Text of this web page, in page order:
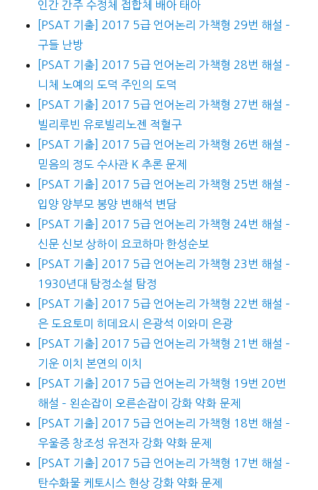
인간 간주 수정체 접합체 배아 태아
[PSAT 기출] 2017 5급 언어논리 가책형 29번 해설 –
구들 난방
[PSAT 기출] 2017 5급 언어논리 가책형 28번 해설 –
니체 노예의 도덕 주인의 도덕
[PSAT 기출] 2017 5급 언어논리 가책형 27번 해설 –
빌리루빈 유로빌리노젠 적혈구
[PSAT 기출] 2017 5급 언어논리 가책형 26번 해설 –
믿음의 정도 수사관 K 추론 문제
[PSAT 기출] 2017 5급 언어논리 가책형 25번 해설 –
입양 양부모 봉양 변해석 변담
[PSAT 기출] 2017 5급 언어논리 가책형 24번 해설 –
신문 신보 상하이 요코하마 한성순보
[PSAT 기출] 2017 5급 언어논리 가책형 23번 해설 –
1930년대 탐정소설 탐정
[PSAT 기출] 2017 5급 언어논리 가책형 22번 해설 –
은 도요토미 히데요시 은광석 이와미 은광
[PSAT 기출] 2017 5급 언어논리 가책형 21번 해설 –
기운 이치 본연의 이치
[PSAT 기출] 2017 5급 언어논리 가책형 19번 20번
해설 – 왼손잡이 오른손잡이 강화 약화 문제
[PSAT 기출] 2017 5급 언어논리 가책형 18번 해설 –
우울증 창조성 유전자 강화 약화 문제
[PSAT 기출] 2017 5급 언어논리 가책형 17번 해설 –
탄수화물 케토시스 현상 강화 약화 문제